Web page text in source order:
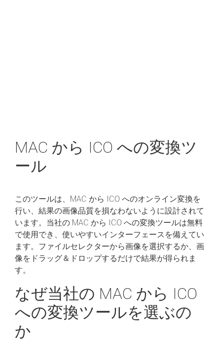
MAC から ICO への変換ツ
ール
このツールは、MAC から ICO へのオンライン変換を
行い、結果の画像品質を損なわないように設計されて
います。当社の MAC から ICO への変換ツールは無料
で使用でき、使いやすいインターフェースを備えてい
ます。ファイルセレクターから画像を選択するか、画
像をドラッグ＆ドロップするだけで結果が得られま
す。
なぜ当社の MAC から ICO
への変換ツールを選ぶの
か